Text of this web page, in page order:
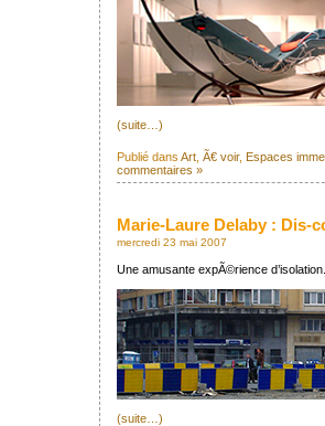
(suite…)
Publié dans Art Ã€ voir, Espaces
commentaires »
Marie-Laure Delaby : Dis-
mercredi 23 mai 2007
Une amusante expÃ©rience d’isolation.
(suite…)